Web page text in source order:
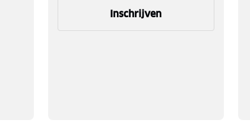
Inschrijven